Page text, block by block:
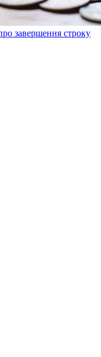
завершення строку